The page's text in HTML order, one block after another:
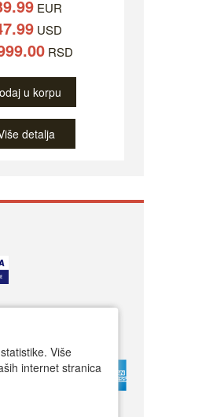
EUR
USD
RSD
u korpu
detalja
Više
internet stranica